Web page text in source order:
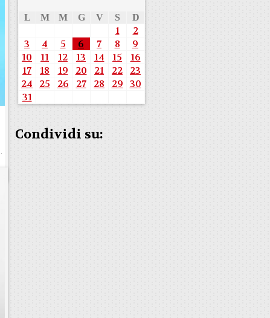
L M M G V S D
1
2
3
4 5 6 7 8
9
10
11 12 13 14 15
16
17
18 19 20 21 22
23
24
25 26 27 28 29 30
31
Condividi su: